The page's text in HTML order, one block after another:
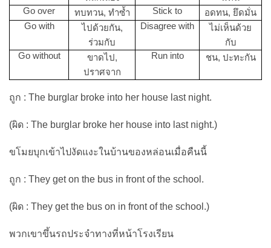
Go over
ทบทวน, ทำซ้ำ Stick to
อดทน, ยึดมั่น
Go with
ไปด้วยกัน,
ร่วมกับ
Disagree with
ไม่เห็นด้วย
กับ
Go without
ขาดไป,
ปราศจาก
Run into ชน, ปะทะกัน
ถูก : The burglar broke into her house last night.
(ผิด : The burglar broke her house into last night.)
ขโมยบุกเข้าไปงัดแงะในบ้านของหล่อนเมื่อคืนนี้
ถูก : They get on the bus in front of the school.
(ผิด : They get the bus on in front of the school.)
พวกเขาขึ้นรถประจำทางที่หน้าโรงเรียน